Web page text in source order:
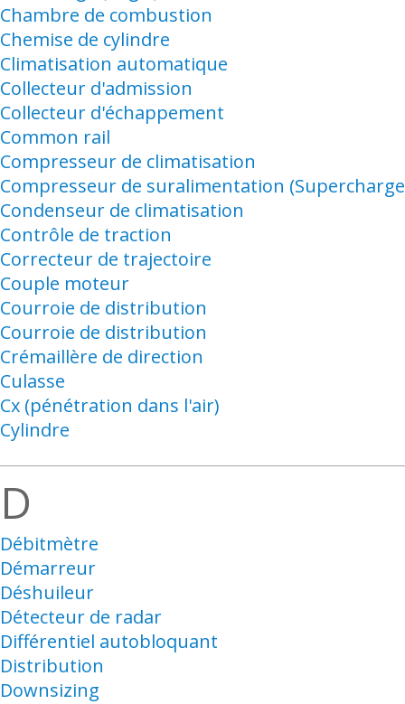
Chambre de combustion
Chemise de cylindre
Climatisation automatique
Collecteur d'admission
Collecteur d'échappement
Common rail
Compresseur de climatisation
Compresseur de suralimentation
Condenseur de climatisation
Contrôle de traction
Correcteur de trajectoire
Couple moteur
Courroie de distribution
Courroie de distribution
Crémaillère de direction
Culasse
Cx (pénétration dans l'air)
Cylindre
D
Débitmètre
Démarreur
Déshuileur
Détecteur de radar
Différentiel autobloquant
Distribution
Downsizing